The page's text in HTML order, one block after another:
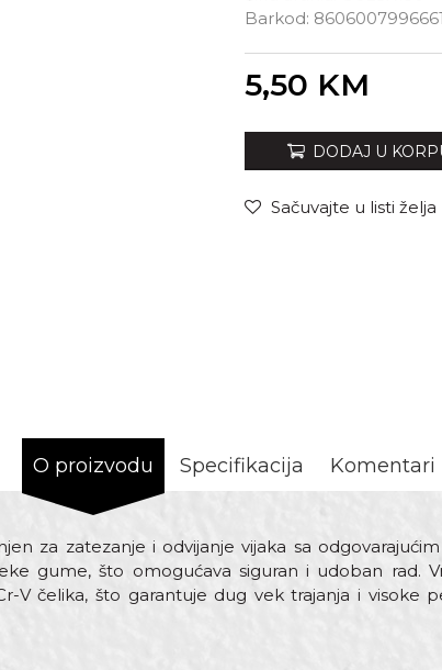
Barkod: 8606007996661
5,50 KM
DODAJ U
Sačuvajte u listi želja
O proizvodu Specifikacija Komentari
za zatezanje i odvijanje vijaka sa
gume, što omogućava siguran i udoban rad.
V čelika, što garantuje dug vek trajanja i visoke